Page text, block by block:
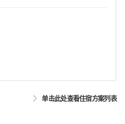
单击此处查看住宿方案列表